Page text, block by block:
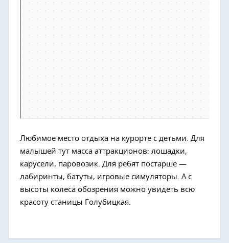
Любимое место отдыха на курорте с детьми. Для
малышей тут масса аттракционов: лошадки,
карусели, паровозик. Для ребят постарше —
лабиринты, батуты, игровые симуляторы. А с
высоты колеса обозрения можно увидеть всю
красоту станицы Голубицкая.